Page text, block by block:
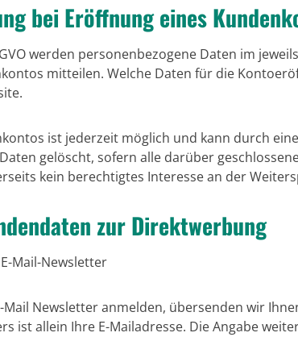
bei Eröffnung eines
werden personenbezogene Daten im
mitteilen. Welche Daten für die
ist jederzeit möglich und kann durch
gelöscht, sofern alle darüber
kein berechtigtes Interesse an der
zur Direktwerbung
Mail-Newsletter
Mail Newsletter anmelden, übersenden wir
ist allein Ihre E-Mailadresse. Die Angabe